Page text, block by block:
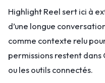
Highlight Reel sert ici à
d’une longue
comme contexte relu
permissions restent dans
ou les outils connectés.